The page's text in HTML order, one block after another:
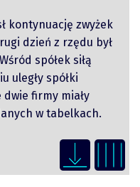
kontynuację zwyżek
dzień z rzędu był
spółek siłą
uległy spółki
firmy miały
w tabelkach.